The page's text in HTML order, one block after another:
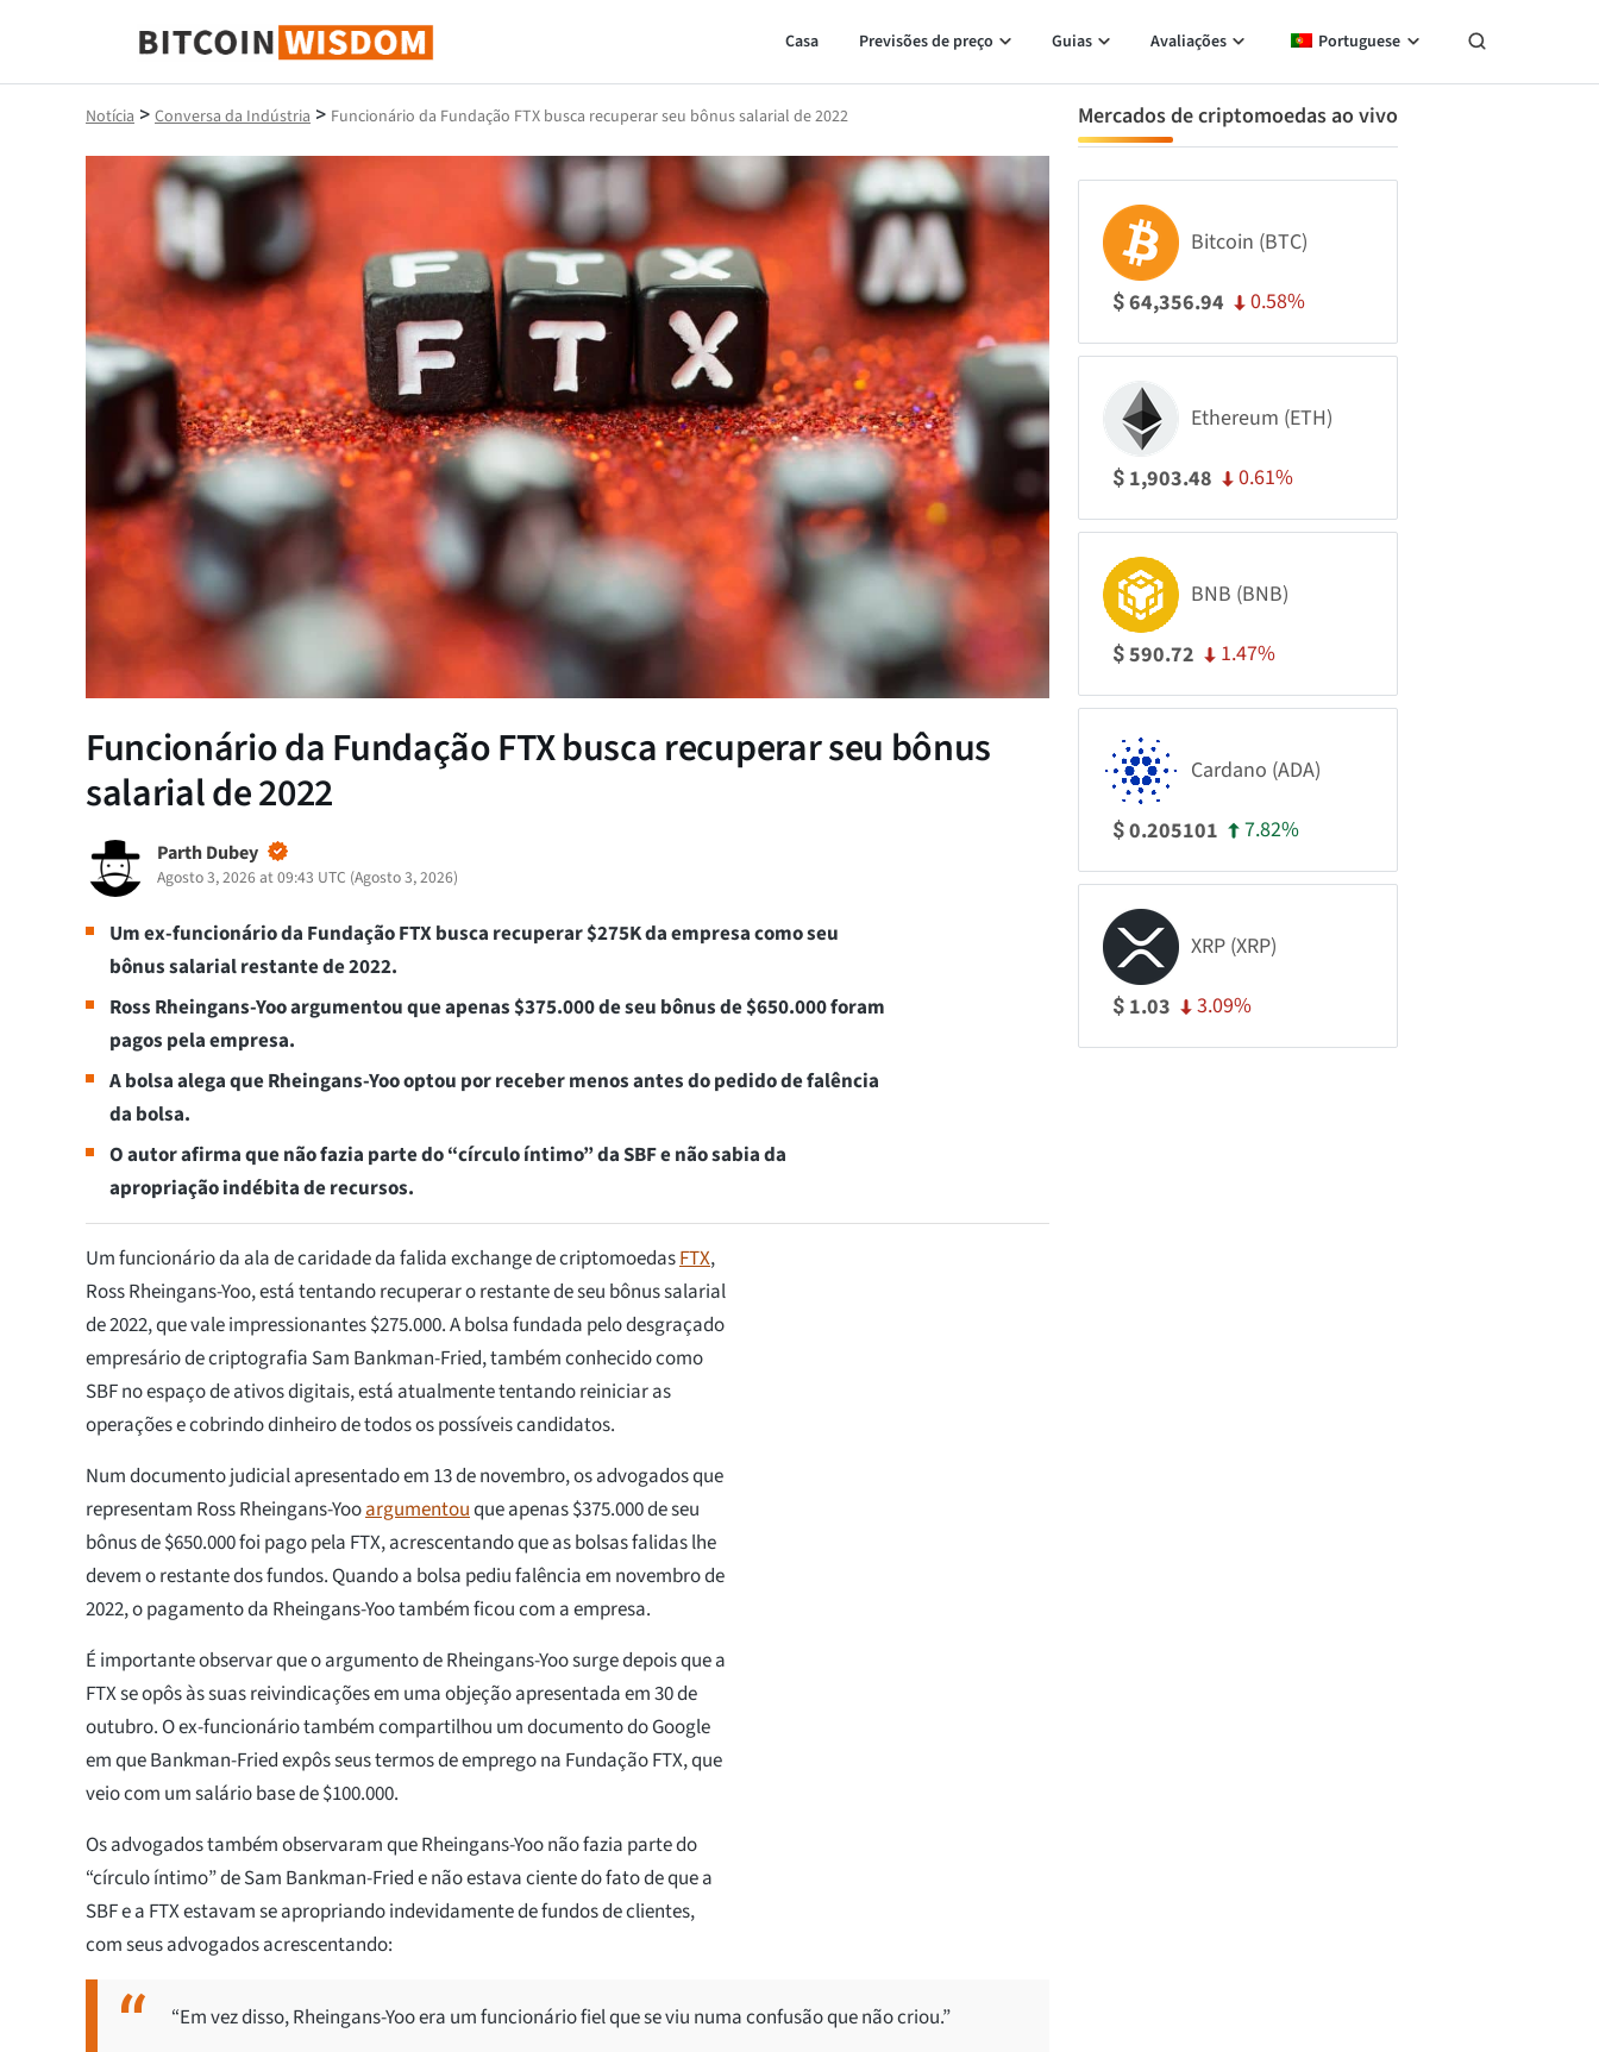
Sabedoria do Bitcoin
Casa Previsões de preço Guias Avaliações Portuguese
Notícia > Conversa da Indústria > Funcionário da Fundação FTX busca recuperar seu bônus salarial de 2022
Funcionário da Fundação FTX busca recuperar seu bônus
salarial de 2022
Parth Dubey
Agosto 3, 2026 at 09:43 UTC (Agosto 3, 2026)
Um ex-funcionário da Fundação FTX busca recuperar $275K da empresa como seu
bônus salarial restante de 2022.
Ross Rheingans-Yoo argumentou que apenas $375.000 de seu bônus de $650.000 foram
pagos pela empresa.
A bolsa alega que Rheingans-Yoo optou por receber menos antes do pedido de falência
da bolsa.
O autor afirma que não fazia parte do “círculo íntimo” da SBF e não sabia da
apropriação indébita de recursos.
Um funcionário da ala de caridade da falida exchange de criptomoedasFTX,
Ross Rheingans-Yoo, está tentando recuperar o restante de seu bônus salarial
de 2022, que vale impressionantes $275.000. A bolsa fundada pelo desgraçado
empresário de criptografia Sam Bankman-Fried, também conhecido como
SBF no espaço de ativos digitais, está atualmente tentando reiniciar as
operações e cobrindo dinheiro de todos os possíveis candidatos.
Num documento judicial apresentado em 13 de novembro, os advogados que
representam Ross Rheingans-Yooargumentouque apenas $375.000 de seu
bônus de $650.000 foi pago pela FTX, acrescentando que as bolsas falidas lhe
devem o restante dos fundos. Quando a bolsa pediu falência em novembro de
2022, o pagamento da Rheingans-Yoo também ficou com a empresa.
É importante observar que o argumento de Rheingans-Yoo surge depois que a
FTX se opôs às suas reivindicações em uma objeção apresentada em 30 de
outubro. O ex-funcionário também compartilhou um documento do Google
em que Bankman-Fried expôs seus termos de emprego na Fundação FTX, que
veio com um salário base de $100.000.
Os advogados também observaram que Rheingans-Yoo não fazia parte do
“círculo íntimo” de Sam Bankman-Fried e não estava ciente do fato de que a
SBF e a FTX estavam se apropriando indevidamente de fundos de clientes,
com seus advogados acrescentando:
“Em vez disso, Rheingans-Yoo era um funcionário fiel que se viu numa confusão que não criou.”
Mercados de criptomoedas ao vivo
Bitcoin (BTC)
$64,356.94 0.58%
Ethereum (ETH)
$ 1,903.48 0.61%
BNB (BNB)
$590.72 1.47%
Cardano (ADA)
$0.205101 7.82%
XRP (XRP)
$ 1.03 3.09%